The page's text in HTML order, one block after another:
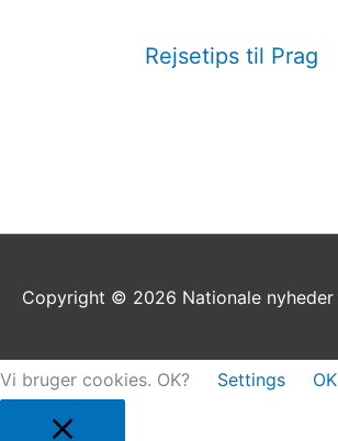
Rejsetips til Prag
Copyright © 2026 Nationale nyheder
Vi bruger cookies. OK? Settings OK